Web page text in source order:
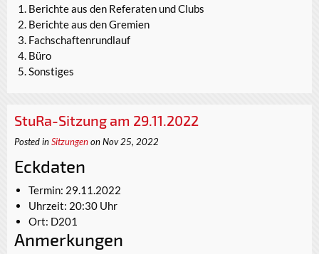
Berichte aus den Referaten und Clubs
Berichte aus den Gremien
Fachschaftenrundlauf
Büro
Sonstiges
StuRa-Sitzung am 29.11.2022
Posted inSitzungenon Nov 25, 2022
Eckdaten
Termin: 29.11.2022
Uhrzeit: 20:30 Uhr
Ort: D201
Anmerkungen